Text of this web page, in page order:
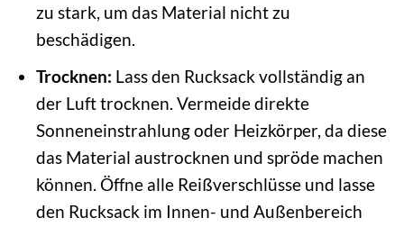
zu stark, um das Material nicht zu
beschädigen.
Trocknen: Lass den Rucksack vollständig an
der Luft trocknen. Vermeide direkte
Sonneneinstrahlung oder Heizkörper, da diese
das Material austrocknen und spröde machen
können. Öffne alle Reißverschlüsse und lasse
den Rucksack im Innen- und Außenbereich